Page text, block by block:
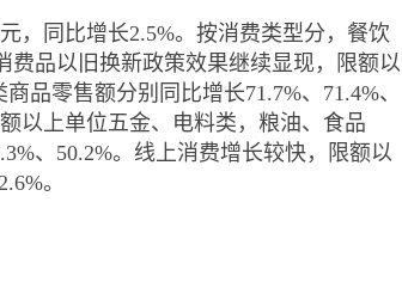
，同比增长2.5%。按消费类型分，餐饮
费品以旧换新政策效果继续显现，限额以
品零售额分别同比增长71.7%、71.4%、
以上单位五金、电料类，粮油、食品
、50.2%。线上消费增长较快，限额以
。